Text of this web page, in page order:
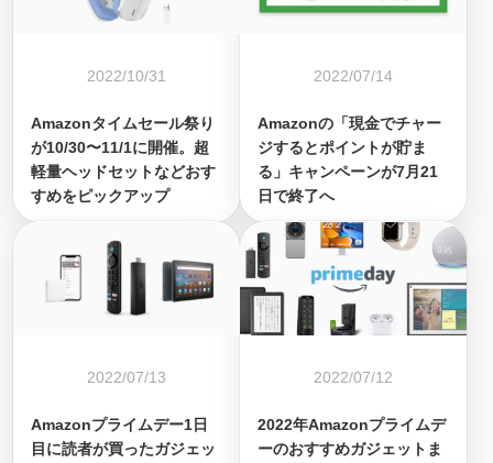
2022/10/31
Amazonタイムセール祭り
が10/30〜11/1に開催。超
軽量ヘッドセットなどおす
すめをピックアップ
2022/07/14
Amazonの「現金でチャー
ジするとポイントが貯ま
る」キャンペーンが7月21
日で終了へ
2022/07/13
Amazonプライムデー1日
目に読者が買ったガジェッ
2022/07/12
2022年Amazonプライムデ
ーのおすすめガジェットま